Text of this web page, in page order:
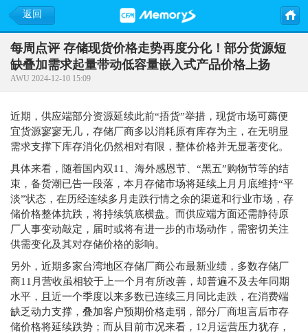
返回
每周点评 存储现货价格走势再度分化！部分货源短
缺叠加需求起量带动低容量嵌入式产品价格上扬
AWU 2024-12-10 15:09
近期，供应端部分资源延续此前“捂货”举措，现货市场可薅便
宜货源寥寥无几，存储厂商多以消耗原有库存为主，在无明显
需求支撑下库存消化仍然相对有限，整体价格并无显著变化。
具体来看，随着国内双11、海外感恩节、“黑五”购物节等的结
束，备货潮已告一段落，本月存储市场将延续上月月底维持“平
淡”状态，在历经连续多月走跌行情之余的渠道和行业市场，存
储价格整体抗跌，将持续筑底横盘。而供应端方面还需静待原
厂人事变动敲定，届时或将有进一步的市场动作，需密切关注
供需变化及其对存储价格的影响。
另外，近期多家台湾地区存储厂商公布最新业绩，多数存储厂
商11月营收虽相较于上一个月有所改善，却普遍不及去年同期
水平，且近一个季度以来多数已连续三月同比走跌，在消费端
缺乏动力支撑，叠加客户预期价格走弱，部分厂商坦言后市存
储价格将延续跌势；而从目前市况来看，12月运营压力犹存，